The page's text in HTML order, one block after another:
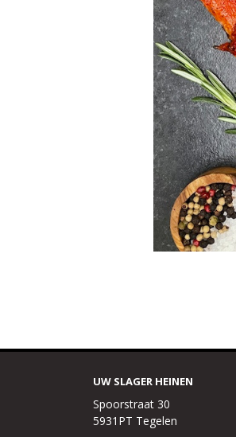
UW SLAGER HEINEN
Spoorstraat 30
5931PT Tegelen